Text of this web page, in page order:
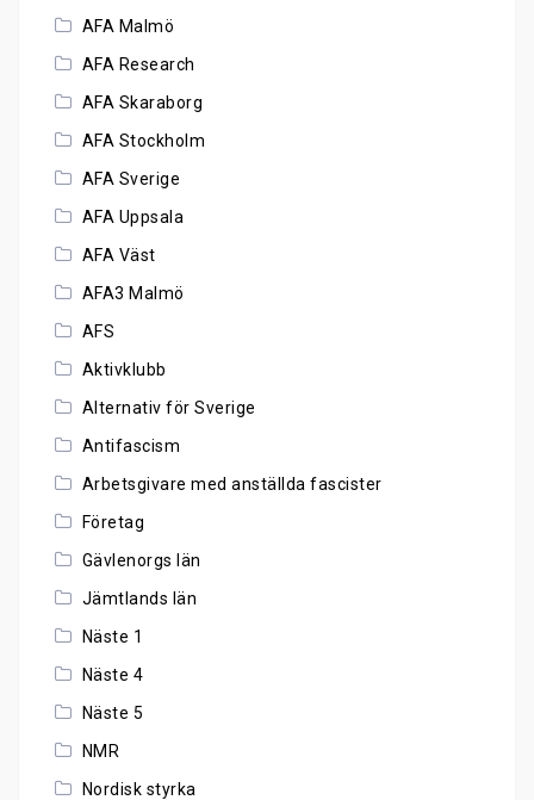
AFA Malmö
AFA Research
AFA Skaraborg
AFA Stockholm
AFA Sverige
AFA Uppsala
AFA Väst
AFA3 Malmö
AFS
Aktivklubb
Alternativ för Sverige
Antifascism
Arbetsgivare med anställda fascister
Företag
Gävlenorgs län
Jämtlands län
Näste 1
Näste 4
Näste 5
NMR
Nordisk styrka